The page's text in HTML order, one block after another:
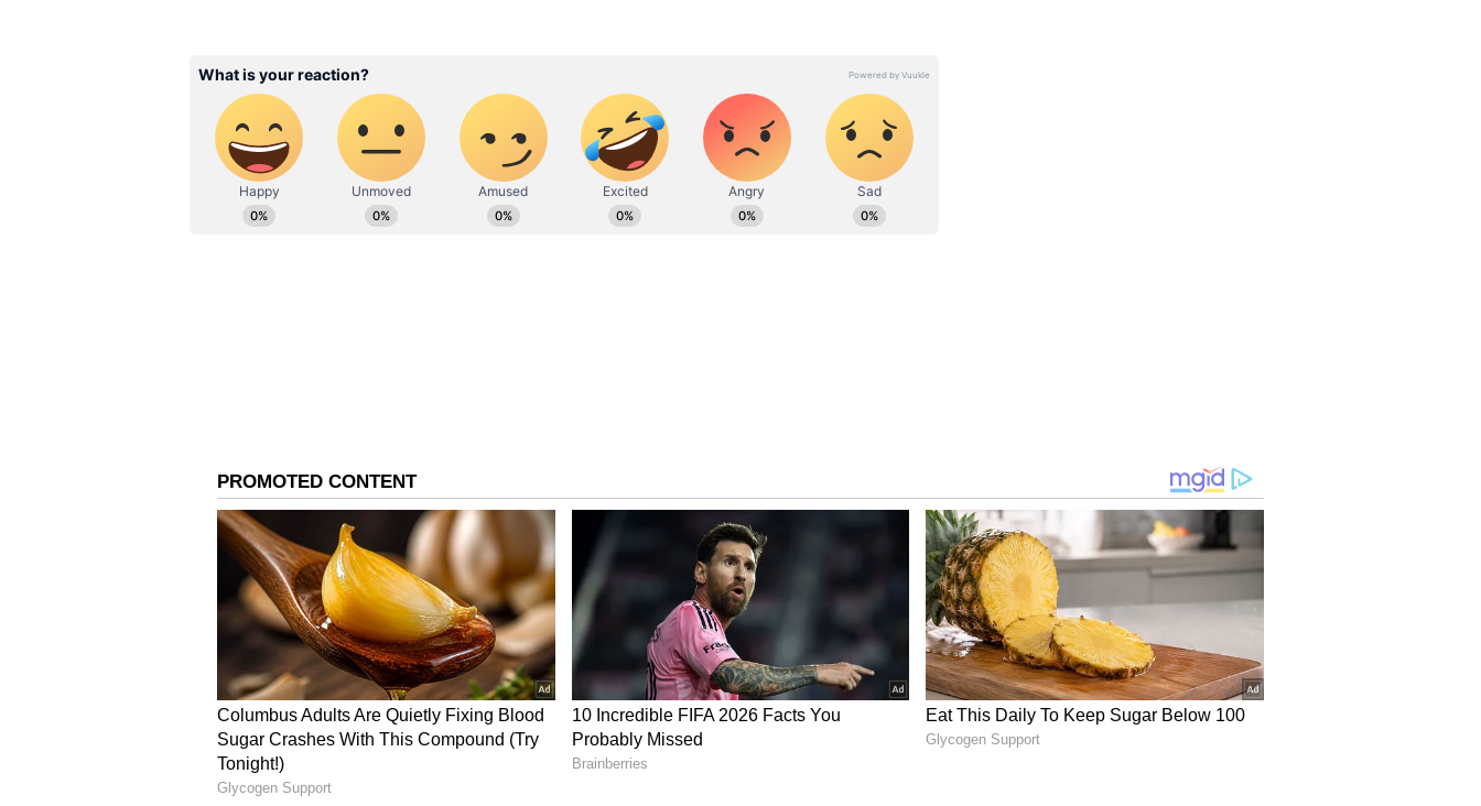
மேலும் செய்திகளுக்கு...ரண்வீர் சிங்கை தொடர்ந்து நிர்வாண போஸ்
கொடுத்த விஷ்ணு விஷால்..கடுப்பான நெட்டிசன்கள்!
3
5